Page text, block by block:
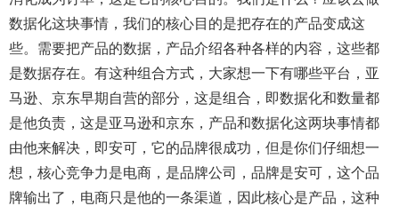
数据化这块事情，我们的核心目的是把存在的产品变成这
些。需要把产品的数据，产品介绍各种各样的内容，这些都
是数据存在。有这种组合方式，大家想一下有哪些平台，亚
马逊、京东早期自营的部分，这是组合，即数据化和数量都
是他负责，这是亚马逊和京东，产品和数据化这两块事情都
由他来解决，即安可，它的品牌很成功，但是你们仔细想一
想，核心竞争力是电商，是品牌公司，品牌是安可，这个品
牌输出了，电商只是他的一条渠道，因此核心是产品，这种